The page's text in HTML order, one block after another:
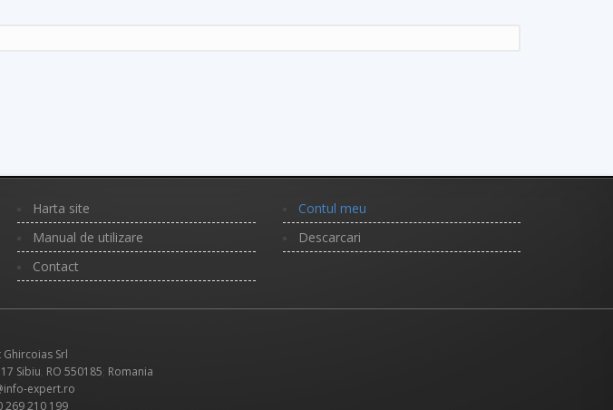
Harta site
Manual de utilizare
Contact
Contul meu
Descarcari
Srl
Sibiu, RO 550185 Romania
expert.ro
269 210 199